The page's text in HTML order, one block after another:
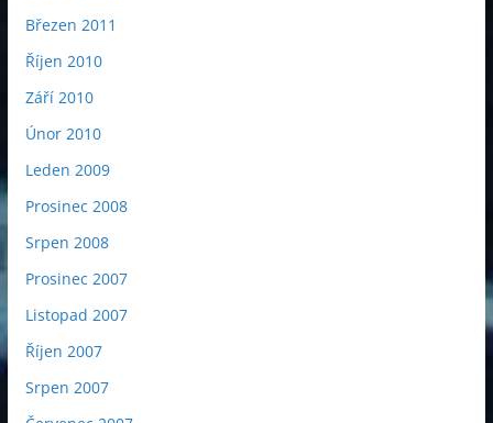
Březen 2011
Říjen 2010
Září 2010
Únor 2010
Leden 2009
Prosinec 2008
Srpen 2008
Prosinec 2007
Listopad 2007
Říjen 2007
Srpen 2007